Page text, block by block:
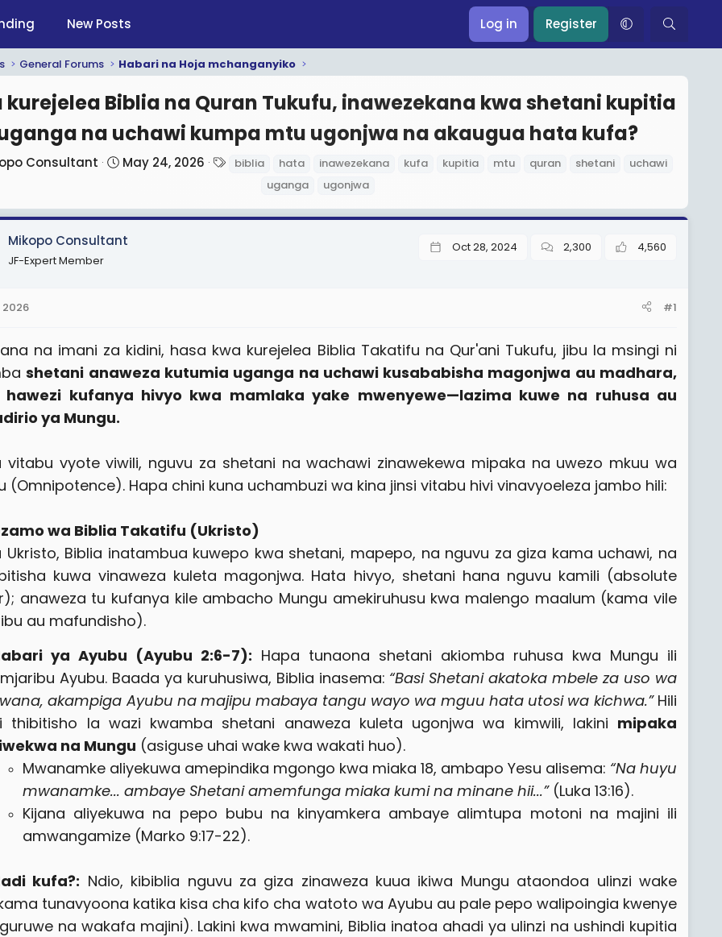
New Posts Log in Register
General Forums Habari na Hoja mchanganyiko
kurejelea Biblia na Quran Tukufu, inawezekana kwa shetani kupitia
na uchawi kumpa mtu ugonjwa na akaugua hata kufa?
Consultant
S
r
t
May 24, 2026
s
biblia hata inawezekana kufa kupitia mtu quran shetani
uchawi
uganga
ugonjwa
Mikopo Consultant
JF-Expert Member
Oct 28, 2024 2,300 4,560
2026 #1
na imani za kidini, hasa kwa kurejelea Biblia Takatifu na Qur'ani Tukufu, jibu la msingi ni
shetani anaweza kutumia uganga na uchawi kusababisha magonjwa au madhara,
hawezi kufanya hivyo kwa mamlaka yake mwenyewe—lazima kuwe na ruhusa au
ya Mungu.
vitabu vyote viwili, nguvu za shetani na wachawi zinawekewa mipaka na uwezo mkuu wa
(Omnipotence). Hapa chini kuna uchambuzi wa kina jinsi vitabu hivi vinavyoeleza jambo hili:
wa Biblia Takatifu (Ukristo)
Ukristo, Biblia inatambua kuwepo kwa shetani, mapepo, na nguvu za giza kama uchawi, na
kuwa vinaweza kuleta magonjwa. Hata hivyo, shetani hana nguvu kamili (absolute
anaweza tu kufanya kile ambacho Mungu amekiruhusu kwa malengo maalum (kama vile
au mafundisho).
ya Ayubu (Ayubu 2:6-7): Hapa tunaona shetani akiomba ruhusa kwa Mungu ili
Ayubu. Baada ya kuruhusiwa, Biblia inasema: “Basi Shetani akatoka mbele za uso wa
akampiga Ayubu na majipu mabaya tangu wayo wa mguu hata utosi wa kichwa.”Hili
thibitisho la wazi kwamba shetani anaweza kuleta ugonjwa wa kimwili, lakini mipaka
na Mungu (asiguse uhai wake kwa wakati huo).​
Mwanamke aliyekuwa amepindika mgongo kwa miaka 18, ambapo Yesu alisema: “Na huyu
mwanamke... ambaye Shetani amemfunga miaka kumi na minane hii...”(Luka 13:16).​
Kijana aliyekuwa na pepo bubu na kinyamkera ambaye alimtupa motoni na majini ili
amwangamize (Marko 9:17-22).
kufa?: Ndio, kibiblia nguvu za giza zinaweza kuua ikiwa Mungu ataondoa ulinzi wake
tunavyoona katika kisa cha kifo cha watoto wa Ayubu au pale pepo walipoingia kwenye
na wakafa majini). Lakini kwa mwamini, Biblia inatoa ahadi ya ulinzi na ushindi kupitia